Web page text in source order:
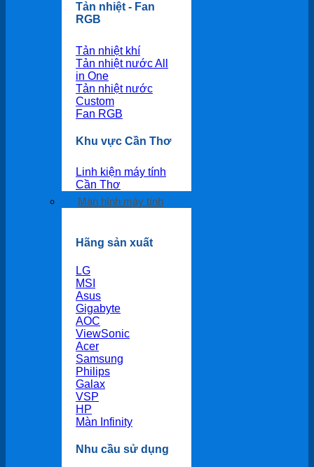
Tản nhiệt - Fan
RGB
Tản nhiệt khí
Tản nhiệt nước All
in One
Tản nhiệt nước
Custom
Fan RGB
Khu vực Cần Thơ
Linh kiện máy tính
Cần Thơ
Màn hình máy tính
Hãng sản xuất
LG
MSI
Asus
Gigabyte
AOC
ViewSonic
Acer
Samsung
Philips
Galax
VSP
HP
Màn Infinity
Nhu cầu sử dụng